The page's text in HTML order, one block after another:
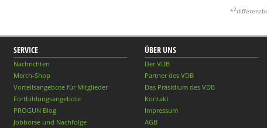
*2
SERVICE
Nachrichten
Merch-Shop
Vorteilsangebote für Mitglieder
Fortbildungsangebote
PROGUN Blog
Jobbörse und Nachfolge
ÜBER UNS
Der VDB
Partner des VDB
Das Präsidium des VDB
Kontakt
Impressum
AGB